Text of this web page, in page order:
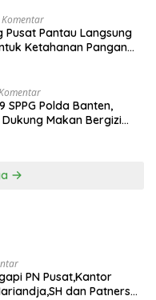
Pusat Pantau Langsung
Ketahanan Pangan
Polda Banten,
Makan Bergizi
PN Pusat,Kantor
dan Patners